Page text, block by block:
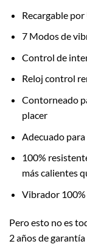
Recargable por
7 Modos de
Control de
Reloj control
Contorneado
placer
Adecuado
100%
más calientes
Vibrador 100%
Pero esto no es
2 años de